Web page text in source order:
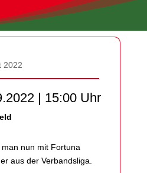
2022
| 15:00 Uhr
nun mit Fortuna
aus der Verbandsliga.